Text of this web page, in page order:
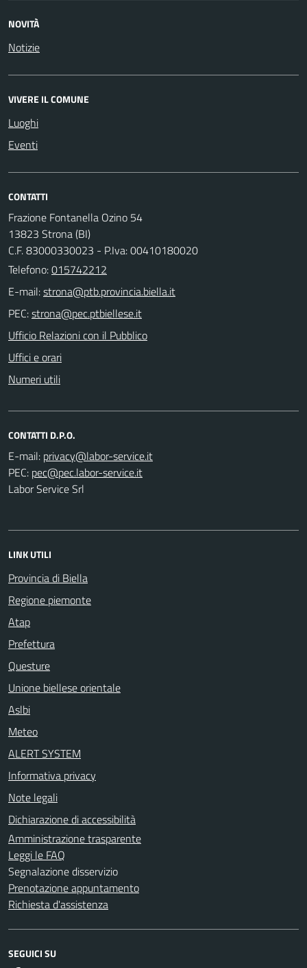
NOVITÀ
Notizie
VIVERE IL COMUNE
Luoghi
Eventi
CONTATTI
Frazione Fontanella Ozino 54
13823 Strona (BI)
C.F. 83000330023 - P.Iva: 00410180020
Telefono:015742212
E-mail:
PEC:
Ufficio Relazioni con il Pubblico
Uffici e orari
Numeri utili
CONTATTI D.P.O.
E-mail:
PEC:
Labor Service Srl
LINK UTILI
Provincia di Biella
Regione piemonte
Atap
Prefettura
Questure
Unione biellese orientale
Aslbi
Meteo
ALERT SYSTEM
Informativa privacy
Note legali
Dichiarazione di accessibilità
Amministrazione trasparente
Leggi le FAQ
Segnalazione disservizio
Prenotazione appuntamento
Richiesta d'assistenza
SEGUICI SU